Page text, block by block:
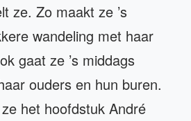
ze. Zo maakt ze ’s
wandeling met haar
gaat ze ’s middags
ouders en hun buren.
het hoofdstuk André